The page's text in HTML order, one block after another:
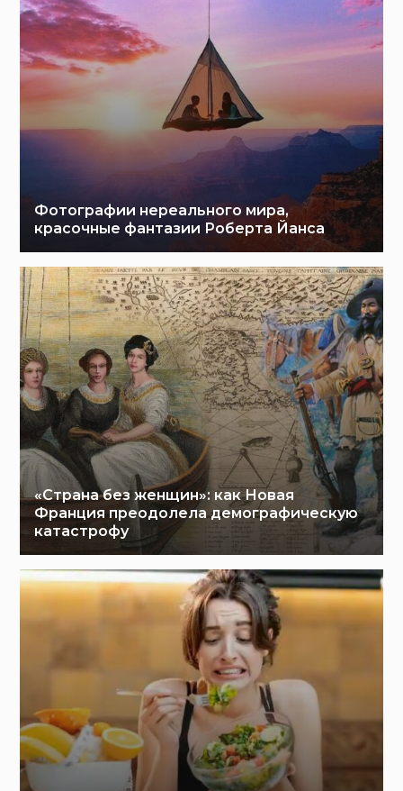
Фотографии нереального мира,
красочные фантазии Роберта Йанса
«Страна без женщин»: как Новая
Франция преодолела демографическую
катастрофу